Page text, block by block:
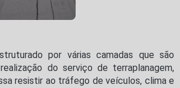
por várias camadas que são
do serviço de terraplanagem,
resistir ao tráfego de veículos, clima e